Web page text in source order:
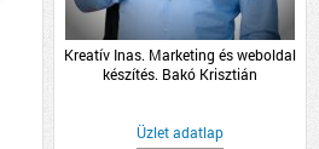
Kreatív Inas. Marketing és weboldal
készítés. Bakó Krisztián
Üzlet adatlap